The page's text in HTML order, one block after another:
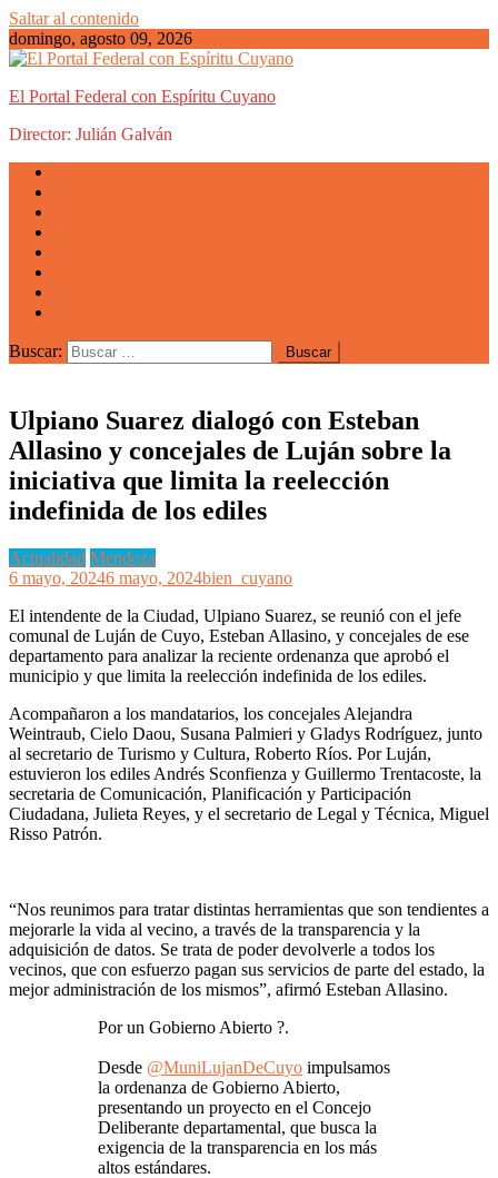
Saltar al contenido
domingo, agosto 09, 2026
El Portal Federal con Espíritu Cuyano
Director: Julián Galván
Buscar:
Ulpiano Suarez dialogó con Esteban
Allasino y concejales de Luján sobre la
iniciativa que limita la reelección
indefinida de los ediles
Actualidad Mendoza
6 mayo, 20246 mayo, 2024bien_cuyano
El intendente de la Ciudad, Ulpiano Suarez, se reunió con el jefe
comunal de Luján de Cuyo, Esteban Allasino, y concejales de ese
departamento para analizar la reciente ordenanza que aprobó el
municipio y que limita la reelección indefinida de los ediles.
Acompañaron a los mandatarios, los concejales Alejandra
Weintraub, Cielo Daou, Susana Palmieri y Gladys Rodríguez, junto
al secretario de Turismo y Cultura, Roberto Ríos. Por Luján,
estuvieron los ediles Andrés Sconfienza y Guillermo Trentacoste, la
secretaria de Comunicación, Planificación y Participación
Ciudadana, Julieta Reyes, y el secretario de Legal y Técnica, Miguel
Risso Patrón.
“Nos reunimos para tratar distintas herramientas que son tendientes a
mejorarle la vida al vecino, a través de la transparencia y la
adquisición de datos. Se trata de poder devolverle a todos los
vecinos, que con esfuerzo pagan sus servicios de parte del estado, la
mejor administración de los mismos”, afirmó Esteban Allasino.
Por un Gobierno Abierto ?.
Desde @MuniLujanDeCuyo impulsamos
la ordenanza de Gobierno Abierto,
presentando un proyecto en el Concejo
Deliberante departamental, que busca la
exigencia de la transparencia en los más
altos estándares.